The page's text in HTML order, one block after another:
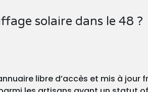
solaire dans le 48 ?
libre d’accès et mis à jour